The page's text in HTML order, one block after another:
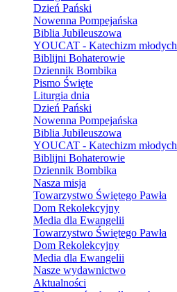
Dzień Pański
Nowenna Pompejańska
Biblia Jubileuszowa
YOUCAT - Katechizm młodych
Biblijni Bohaterowie
Dziennik Bombika
Pismo Święte
Liturgia dnia
Dzień Pański
Nowenna Pompejańska
Biblia Jubileuszowa
YOUCAT - Katechizm młodych
Biblijni Bohaterowie
Dziennik Bombika
Nasza misja
Towarzystwo Świętego Pawła
Dom Rekolekcyjny
Media dla Ewangelii
Towarzystwo Świętego Pawła
Dom Rekolekcyjny
Media dla Ewangelii
Nasze wydawnictwo
Aktualności